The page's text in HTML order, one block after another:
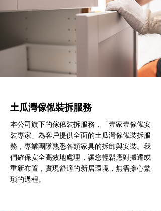
土瓜灣傢俬裝拆服務
本公司旗下的傢俬裝拆服務，「壹家壹傢俬安
裝專家」為客戶提供全面的土瓜灣傢俬裝拆服
務，專業團隊熟悉各類家具的拆卸與安裝。我
們確保安全高效地處理，讓您輕鬆應對搬遷或
重新布置，實現舒適的新居環境，無需擔心繁
瑣的過程。